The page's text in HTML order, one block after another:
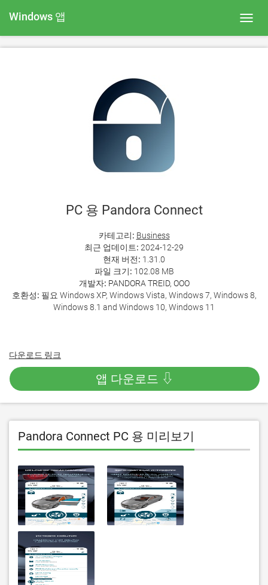
Windows 앱
PC 용 Pandora Connect
카테고리: Business
최근 업데이트: 2024-12-29
현재 버전: 1.31.0
파일 크기: 102.08 MB
개발자: PANDORA TREID, OOO
호환성: 필요 Windows XP, Windows Vista, Windows 7, Windows 8,
Windows 8.1 and Windows 10, Windows 11
다운로드 링크
앱 다운로드 ⇩
Pandora Connect PC 용 미리보기